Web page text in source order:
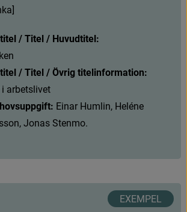
/ Titel / Huvudtitel:
ken
/ Titel / Övrig titelinformation:
arbetslivet
Einar Humlin, Heléne
Jonas Stenmo.